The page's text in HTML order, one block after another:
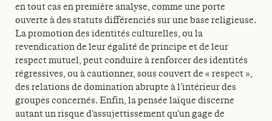
en tout cas en première analyse, comme une porte
ouverte à des statuts différenciés sur une base religieuse.
La promotion des identités culturelles, ou la
revendication de leur égalité de principe et de leur
respect mutuel, peut conduire à renforcer des identités
régressives, ou à cautionner, sous couvert de « respect »,
des relations de domination abrupte à l’intérieur des
groupes concernés. Enfin, la pensée laïque discerne
autant un risque d’assujettissement qu’un gage de